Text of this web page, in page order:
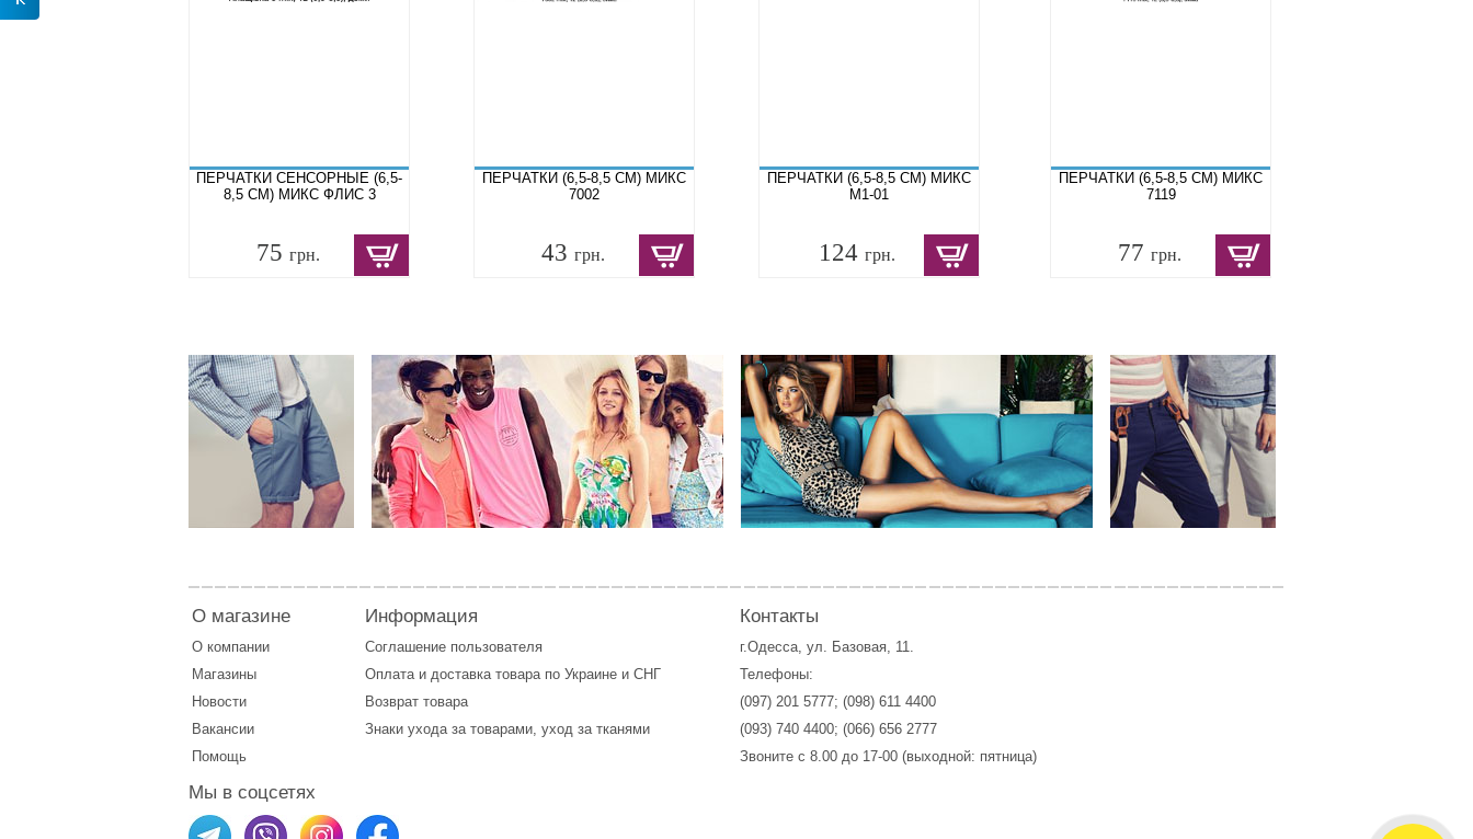
ПЕРЧАТКИ СЕНСОРНЫЕ (6,5-
8,5 СМ) МИКС ФЛИС 3
75 грн.
ПЕРЧАТКИ (6,5-8,5 СМ) МИКС
7002
43 грн.
ПЕРЧАТКИ (6,5-8,5 СМ) МИКС
M1-01
124 грн.
ПЕРЧАТКИ (6,5-8,5 СМ) МИКС
7119
77 грн.
О магазине
О компании
Магазины
Новости
Вакансии
Помощь
Информация
Соглашение пользователя
Оплатаи доставка товара по Украине и СНГ
Возврат товара
Знаки ухода за товарами, уход за тканями
Контакты
г.Одесса, ул. Базовая, 11.
Телефоны:
(097) 201 5777; (098) 611 4400
(093) 740 4400; (066) 656 2777
Звоните с 8.00 до 17-00 (выходной: пятница)
Мы в соцсетях